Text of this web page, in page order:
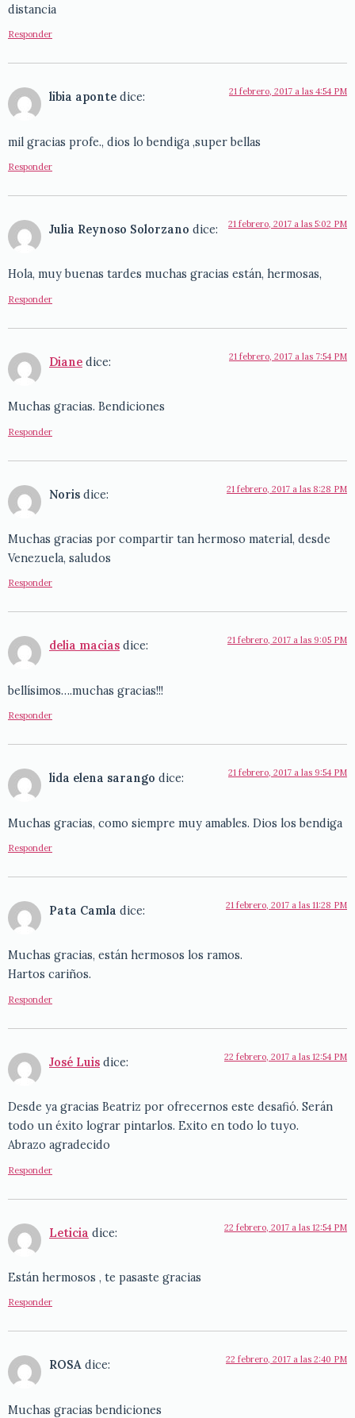
distancia
Responder
libia aponte dice: 21 febrero, 2017 a las 4:54 PM
mil gracias profe., dios lo bendiga ,super bellas
Responder
Julia Reynoso Solorzano dice: 21 febrero, 2017 a las 5:02 PM
Hola, muy buenas tardes muchas gracias están, hermosas,
Responder
Diane dice: 21 febrero, 2017 a las 7:54 PM
Muchas gracias. Bendiciones
Responder
Noris dice: 21 febrero, 2017 a las 8:28 PM
Muchas gracias por compartir tan hermoso material, desde
Venezuela, saludos
Responder
delia macias dice: 21 febrero, 2017 a las 9:05 PM
bellísimos….muchas gracias!!!
Responder
lida elena sarango dice: 21 febrero, 2017 a las 9:54 PM
Muchas gracias, como siempre muy amables. Dios los bendiga
Responder
Pata Camla dice: 21 febrero, 2017 a las 11:28 PM
Muchas gracias, están hermosos los ramos.
Hartos cariños.
Responder
José Luis dice: 22 febrero, 2017 a las 12:54 PM
Desde ya gracias Beatriz por ofrecernos este desafió. Serán
todo un éxito lograr pintarlos. Exito en todo lo tuyo.
Abrazo agradecido
Responder
Leticia dice: 22 febrero, 2017 a las 12:54 PM
Están hermosos , te pasaste gracias
Responder
ROSA dice: 22 febrero, 2017 a las 2:40 PM
Muchas gracias bendiciones